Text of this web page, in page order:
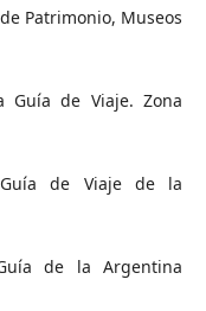
Patrimonio, Museos
Guía de Viaje. Zona
de Viaje de la
de la Argentina